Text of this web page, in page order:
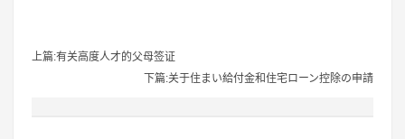
上篇:有关高度人才的父母签证
下篇:关于住まい給付金和住宅ローン控除の申請